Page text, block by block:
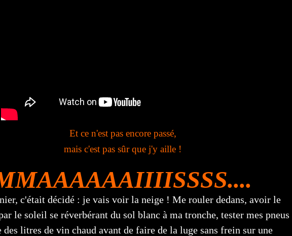
Et ce n'est pas encore passé,
mais c'est pas sûr que j'y aille !
c'était décidé : je vais voir la neige ! Me rouler dedans, avoir le
le soleil se réverbérant du sol blanc à ma tronche, tester mes pneus
des litres de vin chaud avant de faire de la luge sans frein sur une